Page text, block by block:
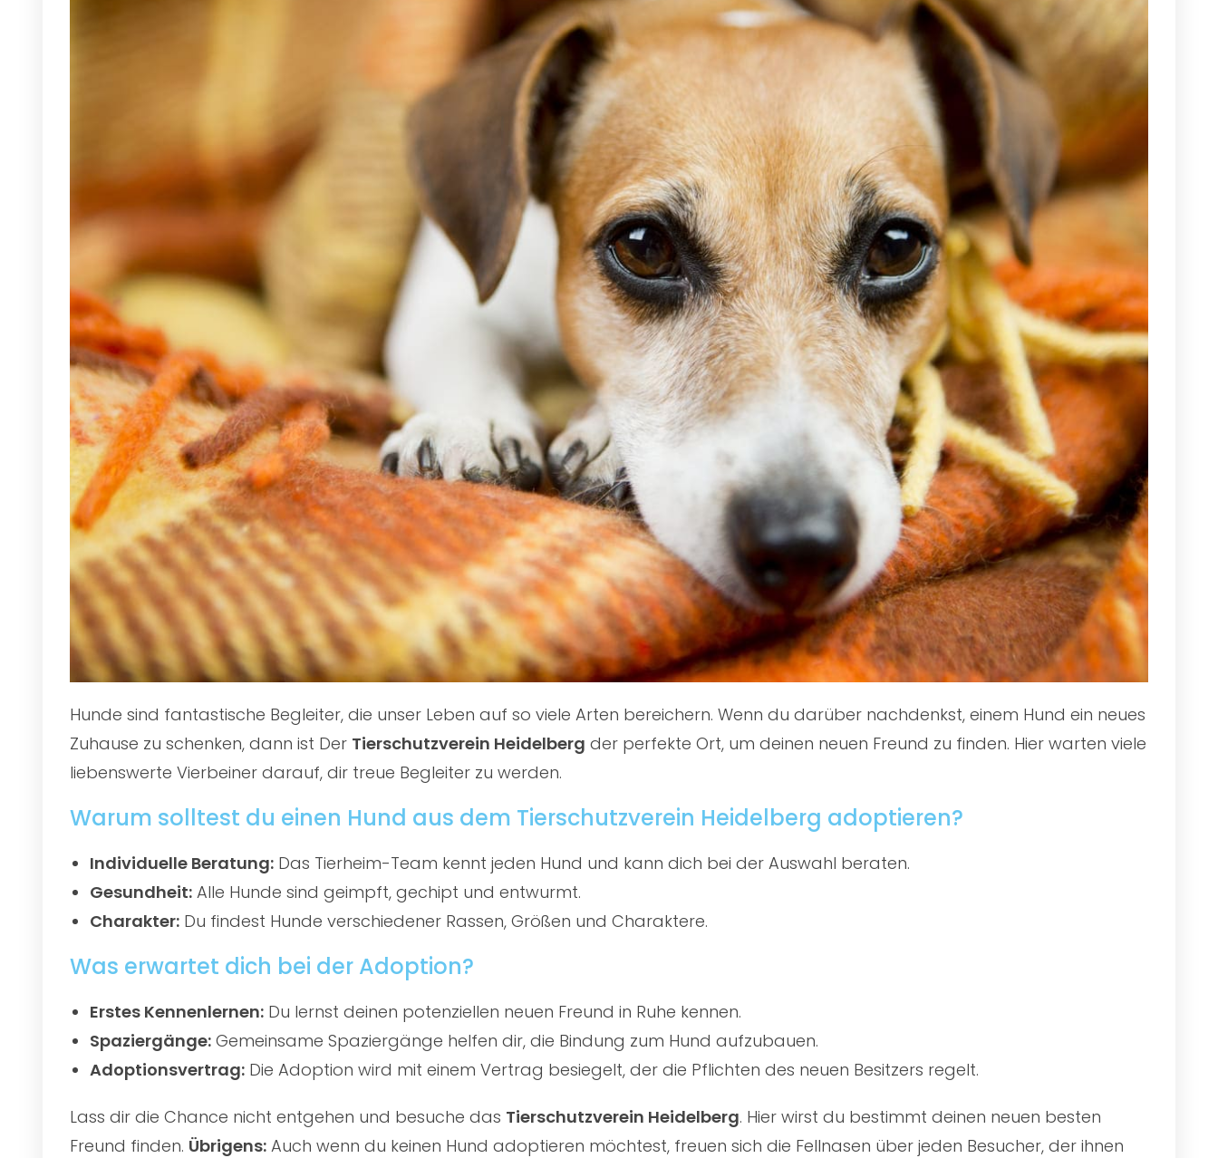
Hunde sind fantastische Begleiter, die unser Leben auf so viele Arten bereichern. Wenn du darüber nachdenkst, einem Hund ein neues
Zuhause zu schenken, dann ist Der Tierschutzverein Heidelberg der perfekte Ort, um deinen neuen Freund zu finden. Hier warten viele
liebenswerte Vierbeiner darauf, dir treue Begleiter zu werden.
Warum solltest du einen Hund aus dem Tierschutzverein Heidelberg adoptieren?
Individuelle Beratung: Das Tierheim-Team kennt jeden Hund und kann dich bei der Auswahl beraten.
Gesundheit: Alle Hunde sind geimpft, gechipt und entwurmt.
Charakter: Du findest Hunde verschiedener Rassen, Größen und Charaktere.
Was erwartet dich bei der Adoption?
Erstes Kennenlernen: Du lernst deinen potenziellen neuen Freund in Ruhe kennen.
Spaziergänge: Gemeinsame Spaziergänge helfen dir, die Bindung zum Hund aufzubauen.
Adoptionsvertrag: Die Adoption wird mit einem Vertrag besiegelt, der die Pflichten des neuen Besitzers regelt.
Lass dir die Chance nicht entgehen und besuche das Tierschutzverein Heidelberg. Hier wirst du bestimmt deinen neuen besten
Freund finden. Übrigens: Auch wenn du keinen Hund adoptieren möchtest, freuen sich die Fellnasen über jeden Besucher, der ihnen